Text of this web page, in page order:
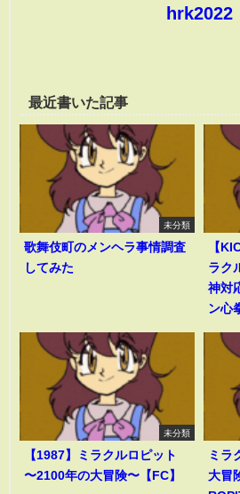
hrk2022
最近書いた記事
未分類
歌舞伎町のメンヘラ事情調査
してみた
【
ラク
神対
ン心
未分類
【1987】ミラクルロピット
〜2100年の大冒険〜【FC】
ミラ
大冒